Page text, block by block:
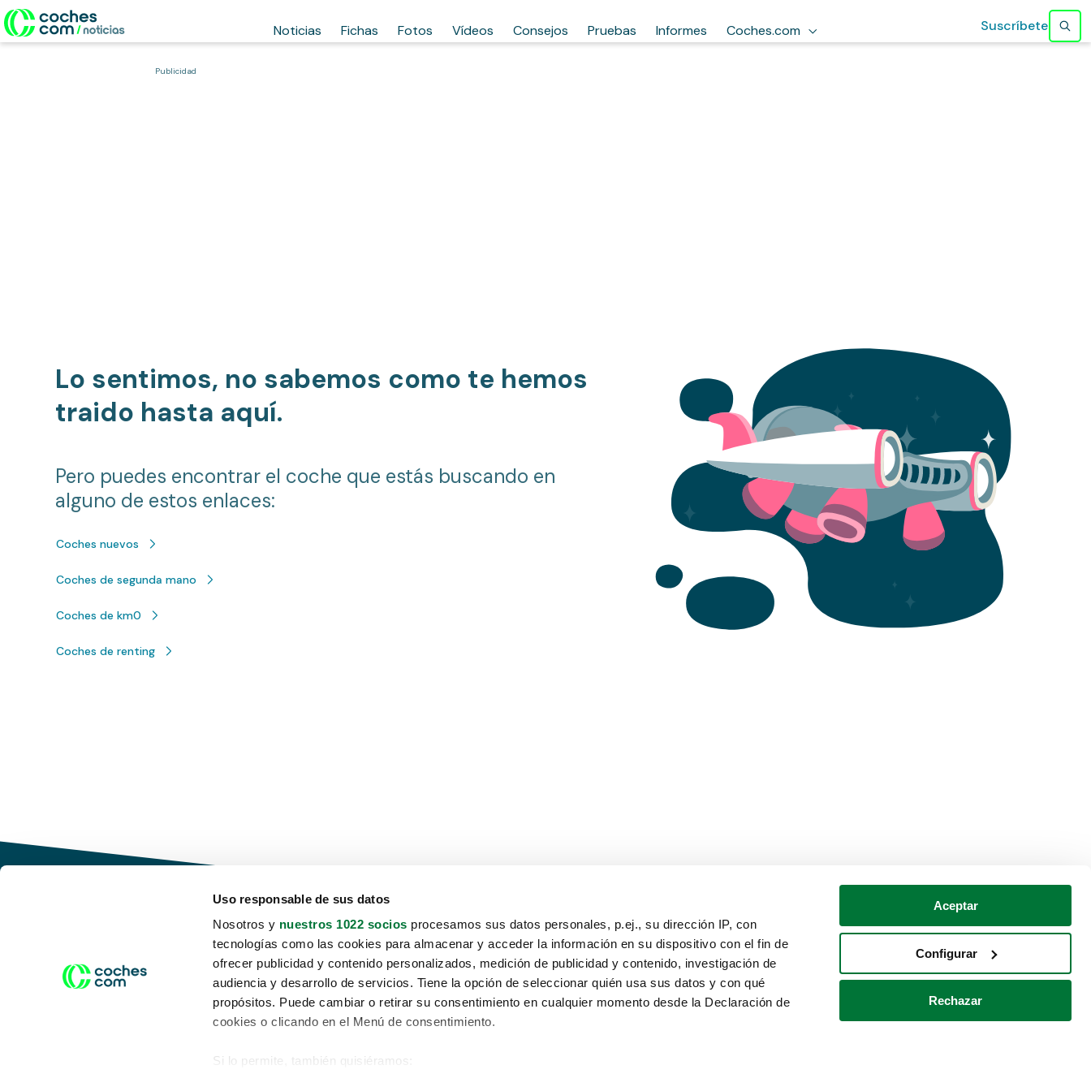
Uso responsable de sus datos
Nosotros y nuestros 1022 socios procesamos sus datos personales, p.ej., su dirección IP, con
tecnologías como las cookies para almacenar y acceder la información en su dispositivo con el fin de
ofrecer publicidad y contenido personalizados, medición de publicidad y contenido, investigación de
audiencia y desarrollo de servicios. Tiene la opción de seleccionar quién usa sus datos y con qué
propósitos. Puede cambiar o retirar su consentimiento en cualquier momento desde la Declaración de
cookies o clicando en el Menú de consentimiento.
Si lo permite, también quisiéramos:
Aceptar
Configurar
Rechazar
Noticias Fichas Fotos Vídeos Consejos Pruebas Informes Coches.com Suscríbete
Publicidad
Lo sentimos, no sabemos como te hemos
traido hasta aquí.
Pero puedes encontrar el coche que estás buscando en
alguno de estos enlaces:
Coches nuevos
Coches de segunda mano
Coches de km0
Coches de renting
Conduce tu futuro,
desata tu movilidad